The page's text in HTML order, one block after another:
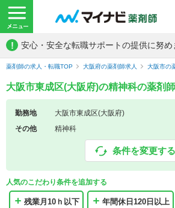
! 安心・安全な転職サポートの提供に努め
薬剤師の求人・転職TOP 大阪府の薬剤師求人 大阪市の
大阪市東成区(大阪府)の精神科の薬剤
勤務地
大阪市東成区(大阪府)
その他
精神科
条件を変更する
人気のこだわり条件を追加する
残業月10ｈ以下 年間休日120日以上